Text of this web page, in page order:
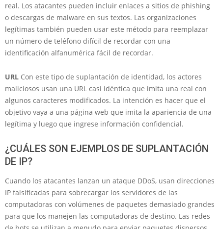
real. Los atacantes pueden incluir enlaces a sitios de phishing
o descargas de malware en sus textos. Las organizaciones
legítimas también pueden usar este método para reemplazar
un número de teléfono difícil de recordar con una
identificación alfanumérica fácil de recordar.
URL Con este tipo de suplantación de identidad, los actores
maliciosos usan una URL casi idéntica que imita una real con
algunos caracteres modificados. La intención es hacer que el
objetivo vaya a una página web que imita la apariencia de una
legítima y luego que ingrese información confidencial.
¿CUÁLES SON EJEMPLOS DE SUPLANTACIÓN
DE IP?
Cuando los atacantes lanzan un ataque DDoS, usan direcciones
IP falsificadas para sobrecargar los servidores de las
computadoras con volúmenes de paquetes demasiado grandes
para que los manejen las computadoras de destino. Las redes